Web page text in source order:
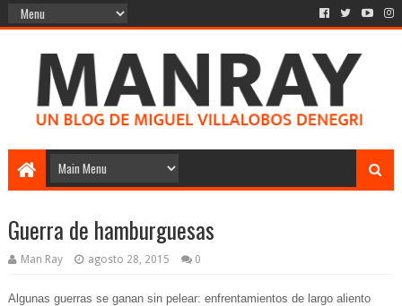
Guerra de hamburguesas
Man Ray agosto 28, 2015 0
Algunas guerras se ganan sin pelear: enfrentamientos de largo aliento